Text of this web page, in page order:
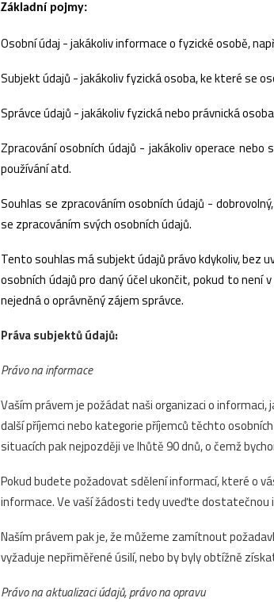
Základní pojmy:
Osobní údaj - jakákoliv informace o fyzické osobě,
Subjekt údajů - jakákoliv fyzická osoba, ke které se
Správce údajů - jakákoliv fyzická nebo právnická
Zpracování osobních údajů - jakákoliv operace
používání atd.
Souhlas se zpracováním osobních údajů -
se zpracováním svých osobních údajů.
Tento souhlas má subjekt údajů právo kdykoliv, bez
osobních údajů pro daný účel ukončit, pokud to není
nejedná o oprávněný zájem správce.
Práva subjektů údajů:
Právo na informace
Vaším právem je požádat naši organizaci o
další příjemci nebo kategorie příjemců těchto
situacích pak nejpozději ve lhůtě 90 dnů, o čemž
Pokud budete požadovat sdělení informací, které o
informace. Ve vaší žádosti tedy uveďte dostatečnou
Naším právem pak je, že můžeme zamítnout
vyžaduje nepřiměřené úsilí, nebo by byly obtížně
Právo na aktualizaci údajů, právo na opravu